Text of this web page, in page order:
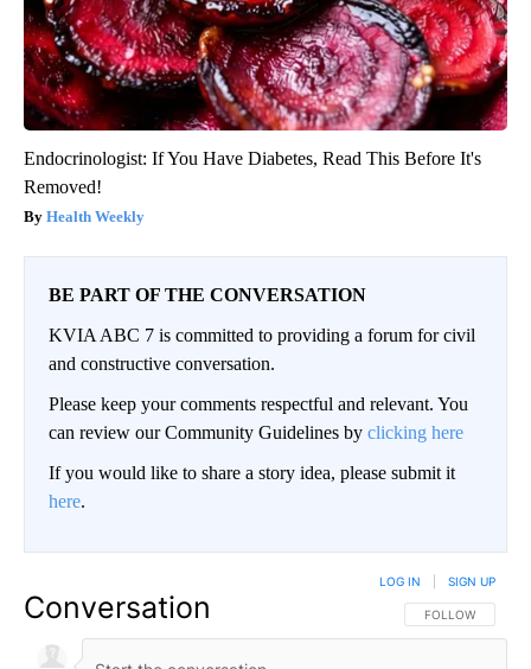
Endocrinologist: If You Have Diabetes, Read This Before It's
Removed!
Health Weekly
BE PART OF THE CONVERSATION
KVIA ABC 7 is committed to providing a forum for civil
and constructive conversation.
Please keep your comments respectful and relevant. You
can review our Community Guidelines by clicking here
If you would like to share a story idea, please submit it
here.
Conversation FOLLOW THIS
FOLLOW
LOG IN SIGN UP